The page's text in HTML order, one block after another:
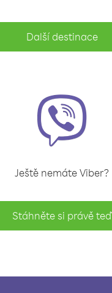
Další destinace
Ještě nemáte Viber?
Stáhněte si právě teď